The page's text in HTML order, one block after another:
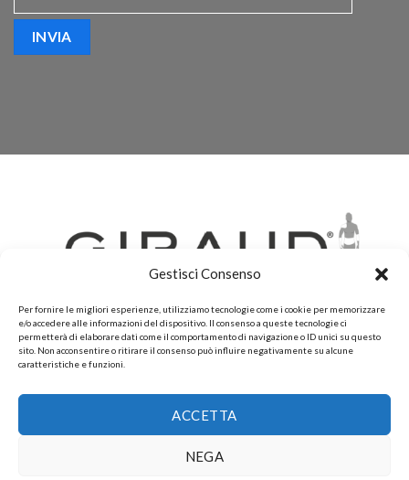
Gestisci Consenso
Per fornire le migliori esperienze, utilizziamo tecnologie come i cookie per memorizzare
e/o accedere alle informazioni del dispositivo. Il consenso a queste tecnologie ci
permetterà di elaborare dati come il comportamento di navigazione o ID unici su questo
sito. Non acconsentire o ritirare il consenso può influire negativamente su alcune
caratteristiche e funzioni.
ACCETTA
NEGA
POLITICHE DI RESI E DI RIMBORSI
Gruppo FAF srls, Via Montelparo 43 A-B